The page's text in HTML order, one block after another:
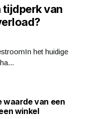
tijdperk van
het huidige
waarde van een
winkel